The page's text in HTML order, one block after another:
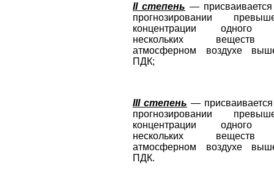
II степень —
прогнозировании
концентрации одного
нескольких
атмосферном воздухе
ПДК;
III степень —
прогнозировании
концентрации одного
нескольких
атмосферном воздухе
ПДК.